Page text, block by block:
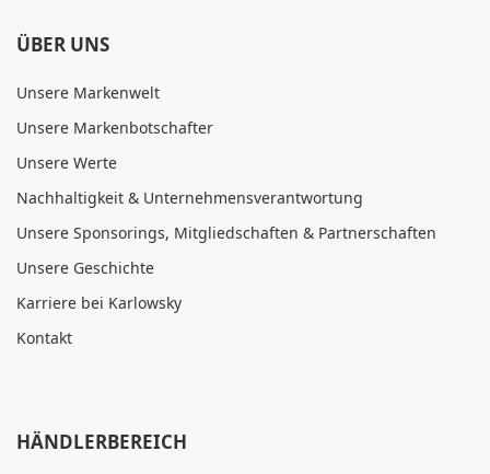
ÜBER UNS
Unsere Markenwelt
Unsere Markenbotschafter
Unsere Werte
Nachhaltigkeit & Unternehmensverantwortung
Unsere Sponsorings, Mitgliedschaften & Partnerschaften
Unsere Geschichte
Karriere bei Karlowsky
Kontakt
HÄNDLERBEREICH